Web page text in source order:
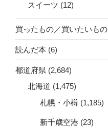
スイーツ (12)
買ったもの／買いたいもの
読んだ本 (6)
都道府県 (2,684)
北海道 (1,475)
札幌・小樽 (1,185)
新千歳空港 (23)